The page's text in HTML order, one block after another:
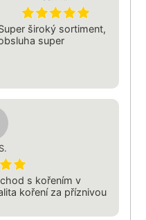
široký sortiment,
super
s kořením v
koření za příznivou